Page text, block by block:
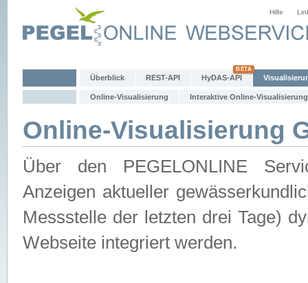
Hilfe
Überblick REST-API HyDAS-API
Online-Visualisierung Interaktive Online-Visualisierung
Online-Visualisierung
Über den PEGELONLINE
Anzeigen aktueller
Messstelle der letzten drei Tage)
Webseite integriert werden.